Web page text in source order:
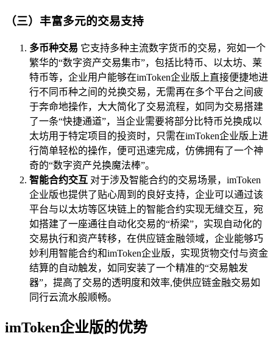
（三）丰富多元的交易支持
多币种交易 它支持多种主流数字货币的交易，宛如一个
繁华的“数字资产交易集市”，包括比特币、以太坊、莱
特币等，企业用户能够在imToken企业版上直接便捷地进
行不同币种之间的兑换交易，无需再在多个平台之间疲
于奔命地操作，大大简化了交易流程，如同为交易搭建
了一条“快捷通道”，当企业需要将部分比特币兑换成以
太坊用于特定项目的投资时，只需在imToken企业版上进
行简单轻松的操作，便可迅速完成，仿佛拥有了一个神
奇的“数字资产兑换魔法棒”。
智能合约交互 对于涉及智能合约的交易场景，imToken
企业版也提供了贴心周到的良好支持，企业可以通过该
平台与以太坊等区块链上的智能合约实现无缝交互，宛
如搭建了一座通往自动化交易的“桥梁”，实现自动化的
交易执行和资产转移，在供应链金融领域，企业能够巧
妙利用智能合约和imToken企业版，实现货物交付与资金
结算的自动触发，如同安装了一个精准的“交易触发
器”，提高了交易的透明度和效率,使供应链金融交易如
同行云流水般顺畅。
imToken企业版的优势